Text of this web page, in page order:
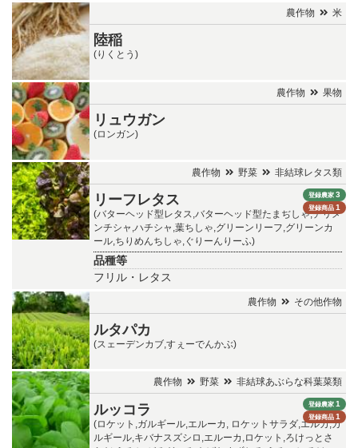
農作物 米
陸稲
(りくとう)
農作物 果物
リュウガン
(ロンガン)
農作物 野菜 非結球レタス類
登録農家 3
登録商品 1
リーフレタス
(バターヘッド型レタス,バターヘッド型たまぢしゃ,チリメ
ンチシャ,ハチシャ,葉ちしゃ,グリーンリーフ,グリーンカ
ール,ちりめんちしゃ,ぐりーんりーふ)
品種等
フリル・レタス
農作物 その他作物
ルタパカ
(スェーデンカブ,すぇーでんかぶ)
農作物 野菜 非結球あぶらな科葉菜類
登録農家 1
登録商品 1
ルッコラ
(ロケット,ガルギール,エルーカ, ロケットサラダ,エルカ,ガ
ルギール,キバナスズシロ,エルーカ,ロケット,ろけっとさ